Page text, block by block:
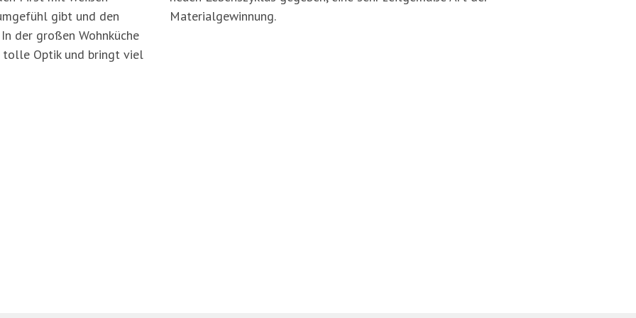
gibt und den
der großen Wohnküche
tolle Optik und bringt viel
Materialgewinnung.